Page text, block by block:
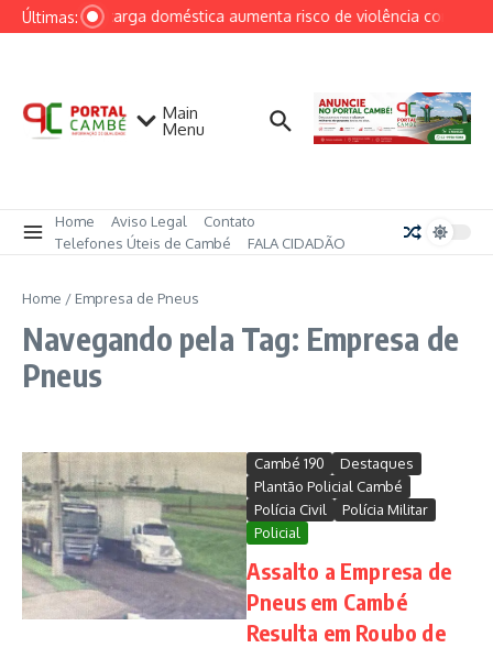
Ir para o conteúdo
Últimas:Sobrecarga doméstica aumenta risco de violência contra
Main
Menu
Home Aviso Legal
Contato
Telefones Úteis de Cambé
FALA CIDADÃO
Home / Empresa de Pneus
Navegando pela Tag: Empresa de
Pneus
Cambé 190
Destaques
Plantão Policial Cambé
Polícia Civil
Polícia Militar
Policial
Assalto a Empresa de
Pneus em Cambé
Resulta em Roubo de